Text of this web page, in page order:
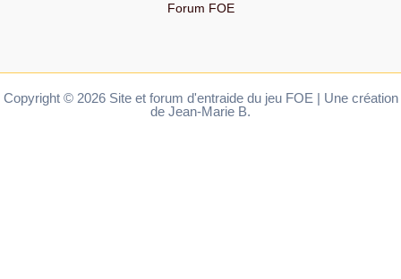
Forum FOE
Copyright © 2026 Site et forum d'entraide du jeu FOE | Une création
de Jean-Marie B.